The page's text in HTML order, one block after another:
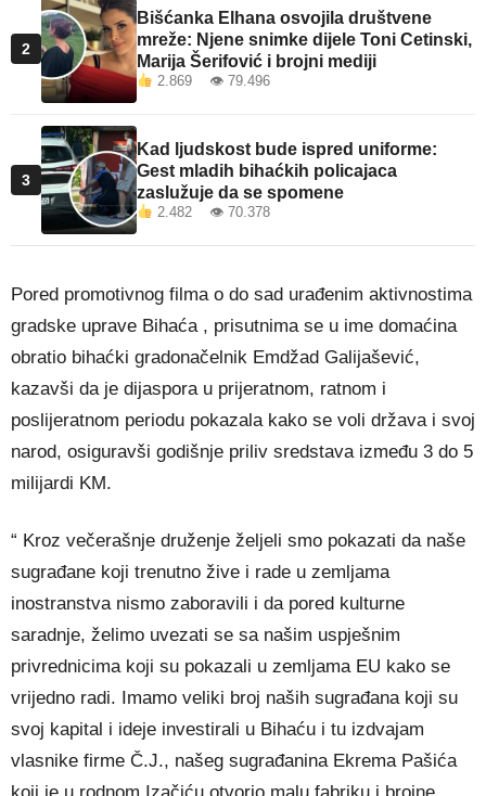
2
Bišćanka Elhana osvojila društvene
mreže: Njene snimke dijele Toni Cetinski,
Marija Šerifović i brojni mediji
2.869 👁 79.496
3
Kad ljudskost bude ispred uniforme:
Gest mladih bihaćkih policajaca
zaslužuje da se spomene
2.482 👁 70.378
Pored promotivnog filma o do sad urađenim aktivnostima
gradske uprave Bihaća , prisutnima se u ime domaćina
obratio bihaćki gradonačelnik Emdžad Galijašević,
kazavši da je dijaspora u prijeratnom, ratnom i
poslijeratnom periodu pokazala kako se voli država i svoj
narod, osiguravši godišnje priliv sredstava između 3 do 5
milijardi KM.
“ Kroz večerašnje druženje željeli smo pokazati da naše
sugrađane koji trenutno žive i rade u zemljama
inostranstva nismo zaboravili i da pored kulturne
saradnje, želimo uvezati se sa našim uspješnim
privrednicima koji su pokazali u zemljama EU kako se
vrijedno radi. Imamo veliki broj naših sugrađana koji su
svoj kapital i ideje investirali u Bihaću i tu izdvajam
vlasnike firme Č.J., našeg sugrađanina Ekrema Pašića